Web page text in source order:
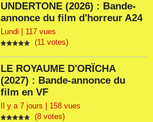
UNDERTONE (2026) : Bande-
annonce du film d'horreur A24
Lundi | 117 vues
(11 votes)
LE ROYAUME D'ORÏCHA
(2027) : Bande-annonce du
film en VF
Il y a 7 jours | 158 vues
(8 votes)